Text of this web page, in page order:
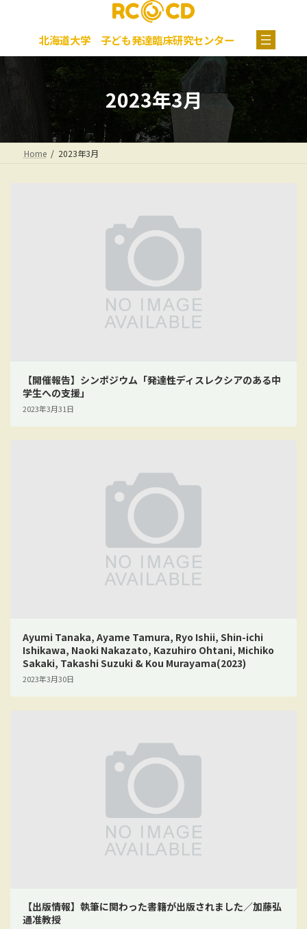
グ
ル
ー
プ
ン
ク
北海道大学 子ども発達臨床研究センター
2023年3月
Home 2023年3月
【開催報告】シンポジウム「発達性ディスレクシアのある中
学生への支援」
2023年3月31日
Ayumi Tanaka, Ayame Tamura, Ryo Ishii, Shin-ichi
Ishikawa, Naoki Nakazato, Kazuhiro Ohtani, Michiko
Sakaki, Takashi Suzuki & Kou Murayama(2023)
2023年3月30日
【出版情報】執筆に関わった書籍が出版されました／加藤弘
通准教授